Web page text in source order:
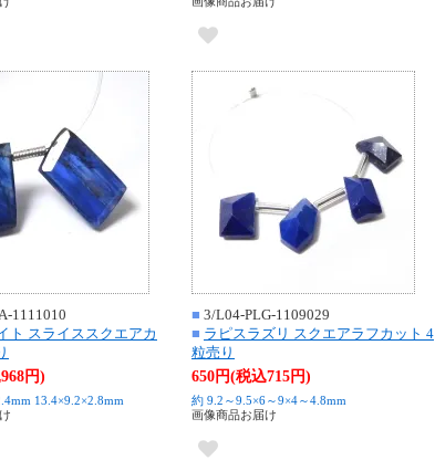
1111010
ト スライススクエアカ
円)
13.4×9.2×2.8mm
■ 3/L04-PLG-1109029
■ ラピスラズリ スクエアラフカット 4
粒売り
650円(税込715円)
約 9.2～9.5×6～9×4～4.8mm
画像商品お届け